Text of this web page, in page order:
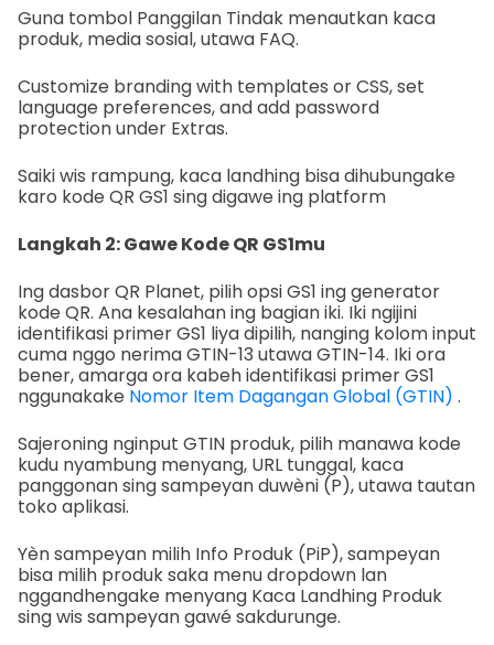
Guna tombol Panggilan Tindak menautkan kaca
produk, media sosial, utawa FAQ.
Customize branding with templates or CSS, set
language preferences, and add password
protection under Extras.
Saiki wis rampung, kaca landhing bisa dihubungake
karo kode QR GS1 sing digawe ing platform
Langkah 2: Gawe Kode QR GS1mu
Ing dasbor QR Planet, pilih opsi GS1 ing generator
kode QR. Ana kesalahan ing bagian iki. Iki ngijini
identifikasi primer GS1 liya dipilih, nanging kolom input
cuma nggo nerima GTIN-13 utawa GTIN-14. Iki ora
bener, amarga ora kabeh identifikasi primer GS1
nggunakake Nomor Item Dagangan Global (GTIN) .
Sajeroning nginput GTIN produk, pilih manawa kode
kudu nyambung menyang, URL tunggal, kaca
panggonan sing sampeyan duwèni (P), utawa tautan
toko aplikasi.
Yèn sampeyan milih Info Produk (PiP), sampeyan
bisa milih produk saka menu dropdown lan
nggandhengake menyang Kaca Landhing Produk
sing wis sampeyan gawé sakdurunge.